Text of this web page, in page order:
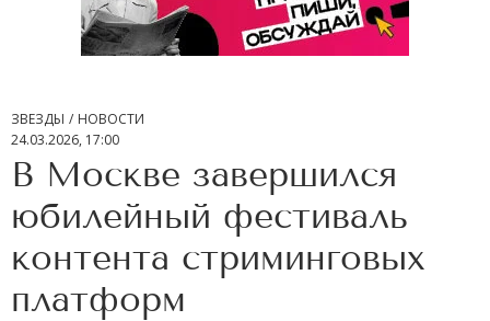
ЗВЕЗДЫ
НОВОСТИ
24.03.2026, 17:00
В Москве завершился
юбилейный фестиваль
контента стриминговых
платформ